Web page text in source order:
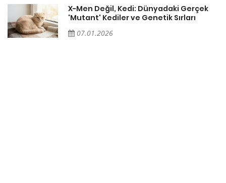
X-Men Değil, Kedi: Dünyadaki Gerçek
'Mutant' Kediler ve Genetik Sırları
07.01.2026